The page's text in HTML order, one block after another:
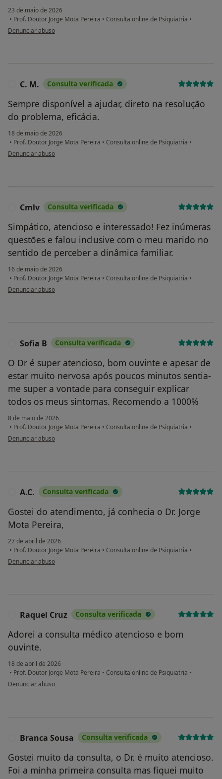
23 de maio de 2026
• Prof. Doutor Jorge Mota Pereira • Consulta online de Psiquiatria •
na opinião do utilizador Tomás Sousa
Denunciar abuso
C. M. Consulta verificada
Sempre disponível a ajudar, direto na resolução
do problema, eficácia.
18 de maio de 2026
• Prof. Doutor Jorge Mota Pereira • Consulta online de Psiquiatria •
na opinião do utilizador C. M.
Denunciar abuso
Cmlv Consulta verificada
Simpático, atencioso e interessado! Fez inúmeras
questões e falou inclusive com o meu marido no
sentido de perceber a dinâmica familiar.
16 de maio de 2026
• Prof. Doutor Jorge Mota Pereira • Consulta online de Psiquiatria •
na opinião do utilizador Cmlv
Denunciar abuso
Sofia B Consulta verificada
O Dr é super atencioso, bom ouvinte e apesar de
estar muito nervosa após poucos minutos sentia-
me super a vontade para conseguir explicar
todos os meus sintomas. Recomendo a 1000%
8 de maio de 2026
• Prof. Doutor Jorge Mota Pereira • Consulta online de Psiquiatria •
na opinião do utilizador Sofia B
Denunciar abuso
A.C. Consulta verificada
Gostei do atendimento, já conhecia o Dr. Jorge
Mota Pereira,
27 de abril de 2026
• Prof. Doutor Jorge Mota Pereira • Consulta online de Psiquiatria •
na opinião do utilizador A.C.
Denunciar abuso
Raquel Cruz Consulta verificada
Adorei a consulta médico atencioso e bom
ouvinte.
18 de abril de 2026
• Prof. Doutor Jorge Mota Pereira • Consulta online de Psiquiatria •
na opinião do utilizador Raquel Cruz
Denunciar abuso
Branca Sousa Consulta verificada
Gostei muito da consulta, o Dr. é muito atencioso.
Foi a minha primeira consulta mas fiquei muito